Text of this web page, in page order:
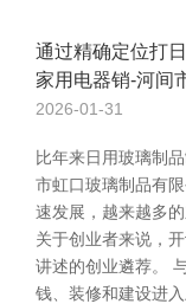
通过精确定位打
家用电器销-河间
2026-01-31
比年来日用玻璃制
市虹口玻璃制品有
速发展，越来越多
关于创业者来说，
讲述的创业遴荐。
钱、装修和建设进